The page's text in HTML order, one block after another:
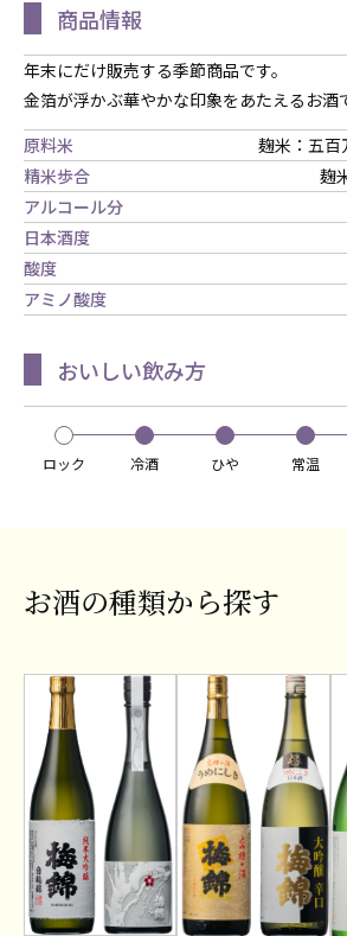
商品情報
年末にだけ販売する季節商品です。
金箔が浮かぶ華やかな印象をあたえるお酒
原料米
麹米：五
精米歩合
麹
アルコール分
日本酒度
酸度
アミノ酸度
おいしい飲み方
ロック 冷酒 ひや 常温
お酒の種類から探す